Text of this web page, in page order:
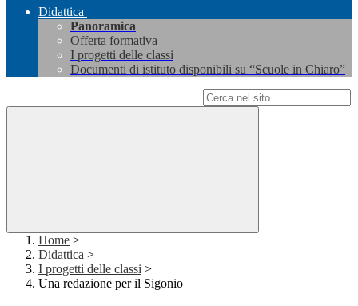
Didattica
Panoramica
Offerta formativa
I progetti delle classi
Documenti di istituto disponibili su “Scuole in Chiaro”
Home >
Didattica >
I progetti delle classi >
Una redazione per il Sigonio